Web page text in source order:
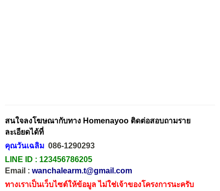
สนใจลงโฆษณากับทาง Homenayoo ติดต่อสอบถามราย
ละเอียดได้ที่
คุณวันเฉลิม 086-1290293
LINE ID : 123456786205
Email : wanchalearm.t@gmail.com
ทางเราเป็นเว็บไซต์ให้ข้อมูล ไม่ใช่เจ้าของโครงการนะครับ